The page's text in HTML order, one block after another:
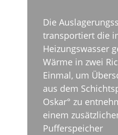
Die
transportiert die
Heizungswasser
Wärme in zwei
Einmal, um
aus dem
Oskar° zu
einem
Pufferspeicher